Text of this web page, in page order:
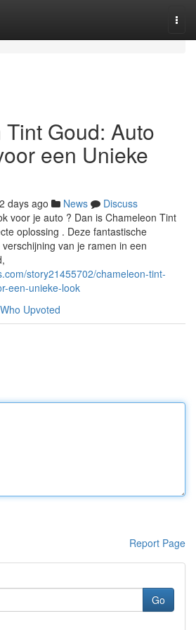
Goud: Auto
een Unieke
days ago News
Discuss
voor je auto ? Dan is Chameleon Tint
oplossing . Deze fantastische
van je ramen in een
story21455702/chameleon-tint-
een-unieke-look
Who Upvoted
Report Page
Go